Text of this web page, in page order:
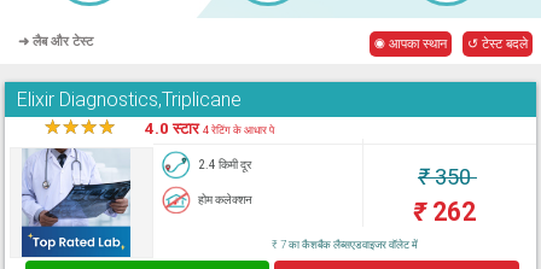
➜ लैब और टेस्ट ◉ आपका स्थान ↺ टेस्ट बदले
Elixir Diagnostics,Triplicane
★★★★ 4.0 स्टार4 रेटिंग के आधार पे
2.4 किमी दूर
होम कलेक्शन
₹350
₹262
₹ 7 का कैशबैक लैब्सएडवाइजर वॉलेट में